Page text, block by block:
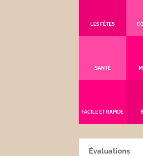
LES FÊTES
SANTÉ
FACILE ET RAPIDE
Évaluations